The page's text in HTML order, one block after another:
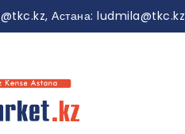
@tkc.kz, Астана: ludmila@tkc.kz